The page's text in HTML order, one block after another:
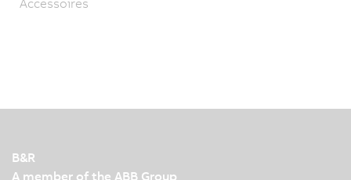
B&R
A member of the ABB Group